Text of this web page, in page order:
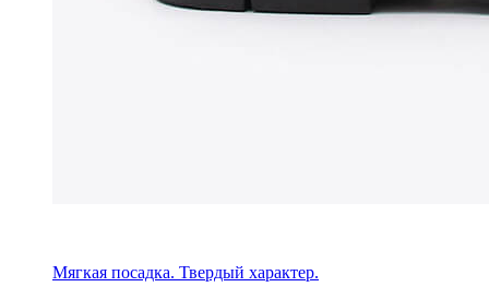
Мягкая посадка. Твердый характер.